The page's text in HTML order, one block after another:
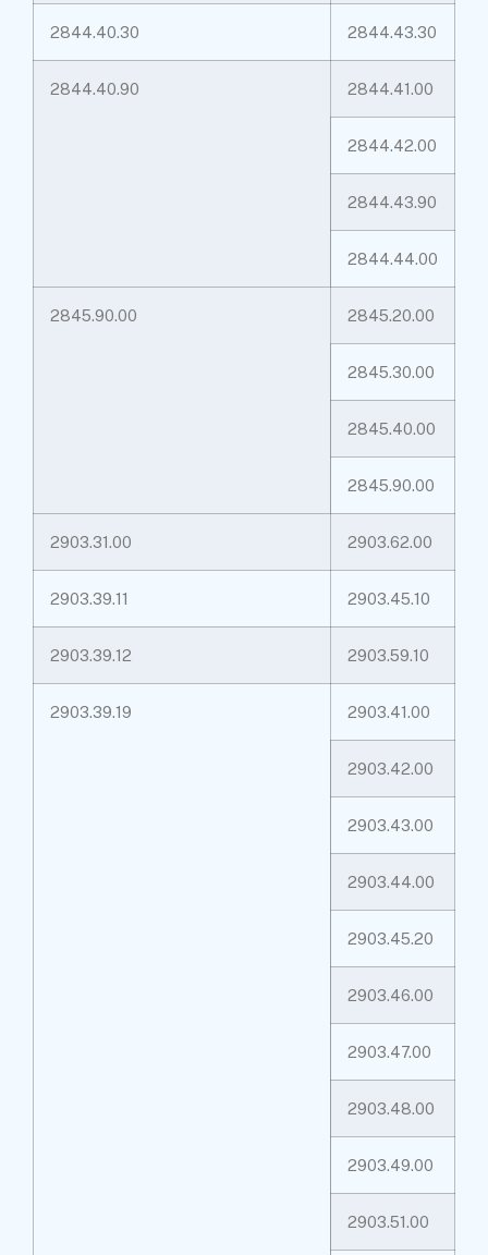
2844.40.30 2844.43.30
2844.40.90 2844.41.00
2844.42.00
2844.43.90
2844.44.00
2845.90.00 2845.20.00
2845.30.00
2845.40.00
2845.90.00
2903.31.00 2903.62.00
2903.39.11 2903.45.10
2903.39.12 2903.59.10
2903.39.19 2903.41.00
2903.42.00
2903.43.00
2903.44.00
2903.45.20
2903.46.00
2903.47.00
2903.48.00
2903.49.00
2903.51.00